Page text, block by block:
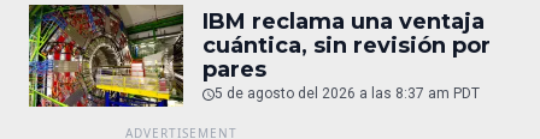
IBM reclama una ventaja
cuántica, sin revisión por
pares
5 de agosto del 2026 a las 8:37 am PDT